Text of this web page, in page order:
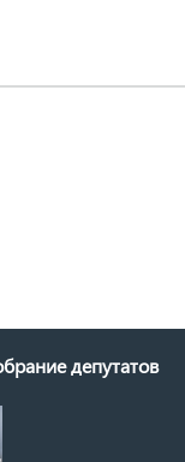
депутатов